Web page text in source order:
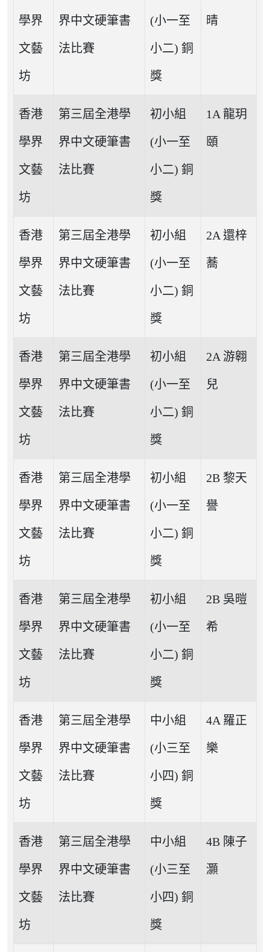
學界
文藝
坊
界中文硬筆書
法比賽
(小一至
小二) 銅
獎
晴
香港
學界
文藝
坊
第三屆全港學
界中文硬筆書
法比賽
初小組
(小一至
小二) 銅
獎
1A 龍玥
頤
香港
學界
文藝
坊
第三屆全港學
界中文硬筆書
法比賽
初小組
(小一至
小二) 銅
獎
2A 還梓
蕎
香港
學界
文藝
坊
第三屆全港學
界中文硬筆書
法比賽
初小組
(小一至
小二) 銅
獎
2A 游翱
兒
香港
學界
文藝
坊
第三屆全港學
界中文硬筆書
法比賽
初小組
(小一至
小二) 銅
獎
2B 黎天
譽
香港
學界
文藝
坊
第三屆全港學
界中文硬筆書
法比賽
初小組
(小一至
小二) 銅
獎
2B 吳暟
希
香港
學界
文藝
坊
第三屆全港學
界中文硬筆書
法比賽
中小組
(小三至
小四) 銅
獎
4A 羅正
樂
香港
學界
文藝
坊
第三屆全港學
界中文硬筆書
法比賽
中小組
(小三至
小四) 銅
獎
4B 陳子
灝